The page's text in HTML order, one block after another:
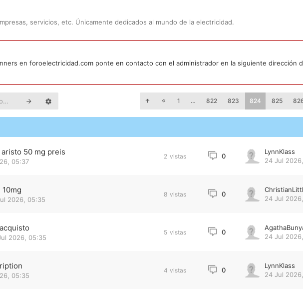
servicios, etc. Únicamente dedicados al mundo de la electricidad.
en foroelectricidad.com ponte en contacto con el administrador en la siguiente dirección
1 … 822 823 824 825
50 mg preis
05:37
2 vistas 0
LynnKlass
24 Jul
2026, 05:35
8 vistas 0
24 Jul
2026, 05:35
5 vistas 0
24 Jul
05:35
4 vistas 0
LynnKlass
24 Jul